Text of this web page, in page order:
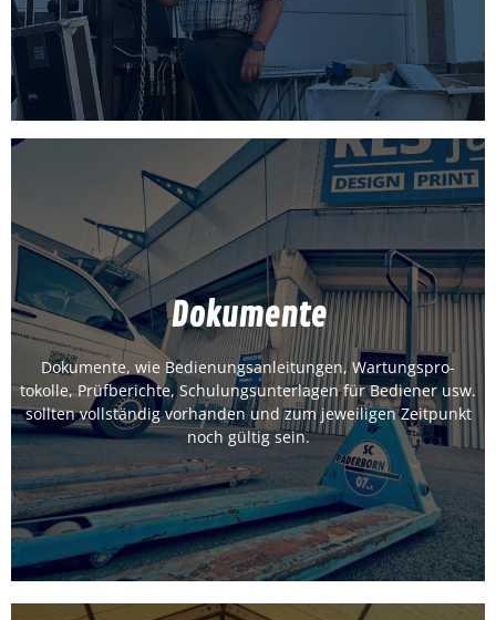
Doku­mente
Doku­mente, wie Bedi­enungsan­leitun­gen, Wartung­spro­
tokolle, Prüf­berichte, Schu­lung­sun­ter­la­gen für Bedi­ener usw.
soll­ten voll­ständig vorhan­den und zum jew­eili­gen Zeit­punkt
noch gültig sein.
Doku­mente
Jet­zt kon­tak­tieren